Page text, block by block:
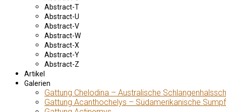
Abstract-T
Abstract-U
Abstract-V
Abstract-W
Abstract-X
Abstract-Y
Abstract-Z
Artikel
Galerien
Gattung Chelodina – Australische
Gattung Acanthochelys – Südamerikanische